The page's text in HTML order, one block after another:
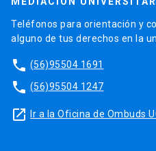
Teléfonos para orientación y
alguno de tus derechos en la
phone (56)95504 1691
phone (56)95504 1247
launch Ir a la Oficina de Ombuds